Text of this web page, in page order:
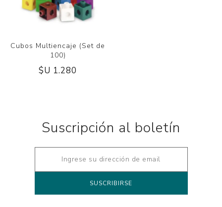
Cubos Multiencaje (Set de
100)
$U 1.280
Suscripción al boletín